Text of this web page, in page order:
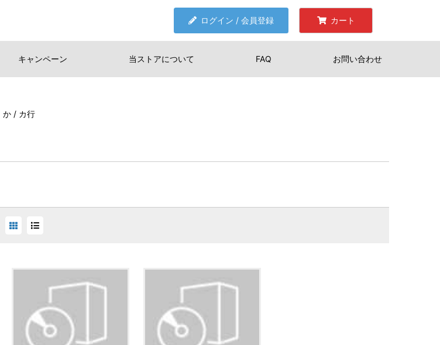
ログイン / 会員登録 カート
キャンペーン 当ストアについて FAQ お問い合わせ
か / カ行